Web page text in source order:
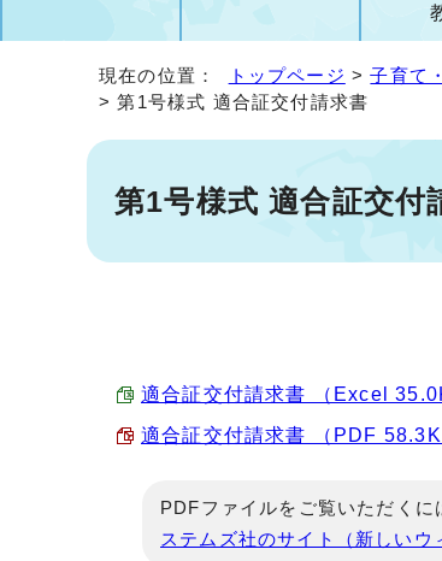
現在の位置： トップページ >子育て
> 第1号様式 適合証交付請求書
第1号様式 適合証交付
適合証交付請求書 （Excel
適合証交付請求書 （PDF
PDFファイルをご覧いただく
ステムズ社のサイト（新しいウ